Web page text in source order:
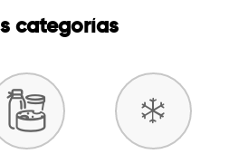
categorías